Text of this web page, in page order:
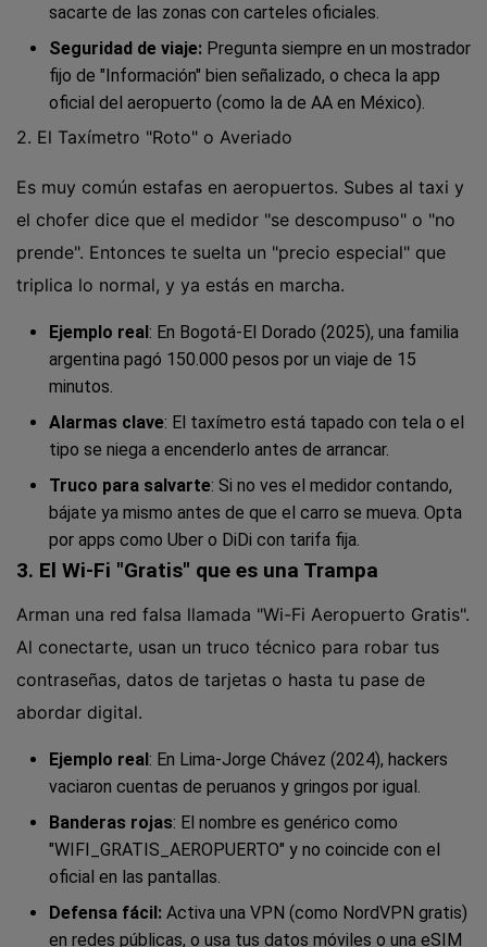
sacarte de las zonas con carteles oficiales.
Seguridad de viaje: Pregunta siempre en un mostrador
fijo de "Información" bien señalizado, o checa la app
oficial del aeropuerto (como la de AA en México).
2. El Taxímetro "Roto" o Averiado
Es muy común estafas en aeropuertos. Subes al taxi y
el chofer dice que el medidor "se descompuso" o "no
prende". Entonces te suelta un "precio especial" que
triplica lo normal, y ya estás en marcha.
Ejemplo real: En Bogotá-El Dorado (2025), una familia
argentina pagó 150.000 pesos por un viaje de 15
minutos.
Alarmas clave: El taxímetro está tapado con tela o el
tipo se niega a encenderlo antes de arrancar.
Truco para salvarte: Si no ves el medidor contando,
bájate ya mismo antes de que el carro se mueva. Opta
por apps como Uber o DiDi con tarifa fija.
3. El Wi-Fi "Gratis" que es una Trampa
Arman una red falsa llamada "Wi-Fi Aeropuerto Gratis".
Al conectarte, usan un truco técnico para robar tus
contraseñas, datos de tarjetas o hasta tu pase de
abordar digital.
Ejemplo real : En Lima-Jorge Chávez (2024), hackers
vaciaron cuentas de peruanos y gringos por igual.
Banderas rojas: El nombre es genérico como
"WIFI_GRATIS_AEROPUERTO" y no coincide con el
oficial en las pantallas.
Defensa fácil: Activa una VPN (como NordVPN gratis)
en redes públicas, o usa tus datos móviles o una eSIM